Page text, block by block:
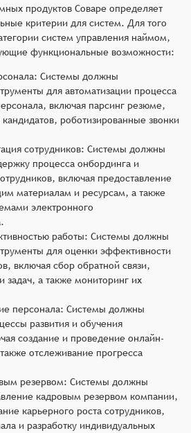
продуктов Соваре определяет
критерии для систем. Для того
систем управления наймом,
функциональные возможности:
Системы должны
для автоматизации процесса
включая парсинг резюме,
кандидатов, роботизированные звонки
сотрудников: Системы должны
процесса онбординга и
включая предоставление
материалам и ресурсам, а также
электронного
работы: Системы должны
для оценки эффективности
включая сбор обратной связи,
задач, а также мониторинг их
персонала: Системы должны
развития и обучения
создание и проведение онлайн-
отслеживание прогресса
резервом: Системы должны
кадровым резервом компании,
карьерного роста сотрудников,
и разработку индивидуальных